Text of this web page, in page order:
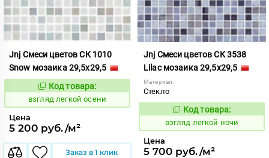
Jnj Смеси цветов СК 1010
Snow мозаика 29,5x29,5
130565
Код товара:
взгляд легкой осени
Цена
5 200 руб./м²
Заказ в 1 клик
Jnj Смеси цветов СК 3538
Lilac мозаика 29,5x29,5
Материал:
Стекло
130561
Код товара:
взгляд легкой ночи
Цена
5 700 руб./м²